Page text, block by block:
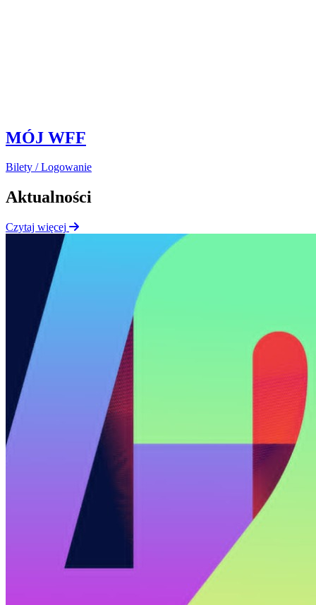
MÓJ WFF
Bilety / Logowanie
Aktualności
Czytaj więcej